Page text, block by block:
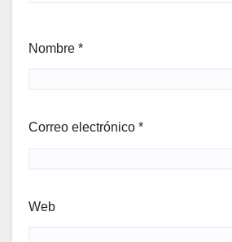
Nombre *
Correo electrónico *
Web